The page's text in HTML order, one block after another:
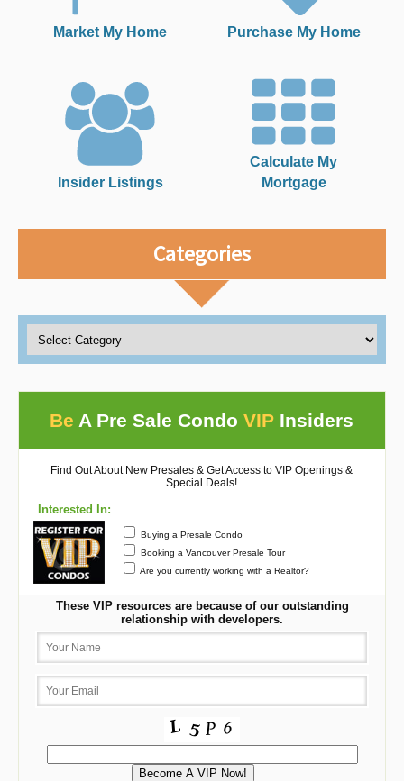
Market My Home Purchase My Home
Insider Listings
Calculate My
Mortgage
Categories
Be A Pre Sale CondoVIP Insiders
Find Out About New Presales & Get Access to VIP Openings &
Special Deals!
Interested In:
Buying a Presale Condo
Booking a Vancouver Presale Tour
Are you currently working with a Realtor?
These VIP resources are because of our outstanding
relationship with developers.